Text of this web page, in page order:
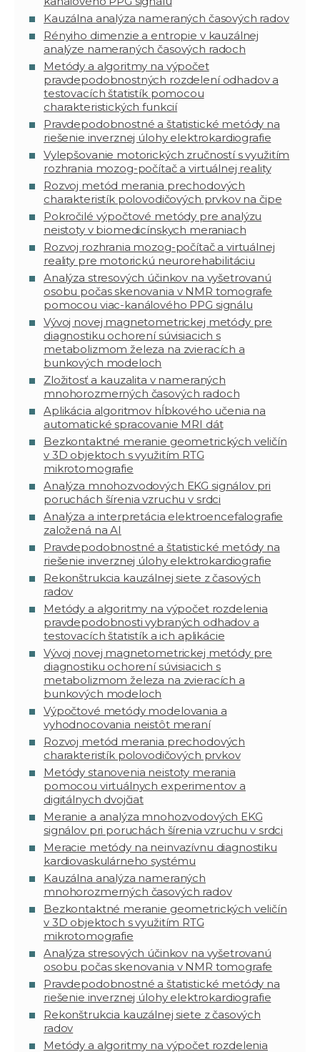
Kauzálna analýza nameraných časových radov
Rényiho dimenzie a entropie v kauzálnej
analýze nameraných časových radoch
Metódy a algoritmy na výpočet
pravdepodobnostných rozdelení odhadov a
testovacích štatistík pomocou
charakteristických funkcií
Pravdepodobnostné a štatistické metódy na
riešenie inverznej úlohy elektrokardiografie
Vylepšovanie motorických zručností s využitím
rozhrania mozog-počítač a virtuálnej reality
Rozvoj metód merania prechodových
charakteristík polovodičových prvkov na čipe
Pokročilé výpočtové metódy pre analýzu
neistoty v biomedicínskych meraniach
Rozvoj rozhrania mozog-počítač a virtuálnej
reality pre motorickú neurorehabilitáciu
Analýza stresových účinkov na vyšetrovanú
osobu počas skenovania v NMR tomografe
pomocou viac-kanálového PPG signálu
Vývoj novej magnetometrickej metódy pre
diagnostiku ochorení súvisiacich s
metabolizmom železa na zvieracích a
bunkových modeloch
Zložitosť a kauzalita v nameraných
mnohorozmerných časových radoch
Aplikácia algoritmov hĺbkového učenia na
automatické spracovanie MRI dát
Bezkontaktné meranie geometrických veličín
v 3D objektoch s využitím RTG
mikrotomografie
Analýza mnohozvodových EKG signálov pri
poruchách šírenia vzruchu v srdci
Analýza a interpretácia elektroencefalografie
založená na AI
Pravdepodobnostné a štatistické metódy na
riešenie inverznej úlohy elektrokardiografie
Rekonštrukcia kauzálnej siete z časových
radov
Metódy a algoritmy na výpočet rozdelenia
pravdepodobnosti vybraných odhadov a
testovacích štatistík a ich aplikácie
Vývoj novej magnetometrickej metódy pre
diagnostiku ochorení súvisiacich s
metabolizmom železa na zvieracích a
bunkových modeloch
Výpočtové metódy modelovania a
vyhodnocovania neistôt meraní
Rozvoj metód merania prechodových
charakteristík polovodičových prvkov
Metódy stanovenia neistoty merania
pomocou virtuálnych experimentov a
digitálnych dvojčiat
Meranie a analýza mnohozvodových EKG
signálov pri poruchách šírenia vzruchu v srdci
Meracie metódy na neinvazívnu diagnostiku
kardiovaskulárneho systému
Kauzálna analýza nameraných
mnohorozmerných časových radov
Bezkontaktné meranie geometrických veličín
v 3D objektoch s využitím RTG
mikrotomografie
Analýza stresových účinkov na vyšetrovanú
osobu počas skenovania v NMR tomografe
Pravdepodobnostné a štatistické metódy na
riešenie inverznej úlohy elektrokardiografie
Rekonštrukcia kauzálnej siete z časových
radov
Metódy a algoritmy na výpočet rozdelenia